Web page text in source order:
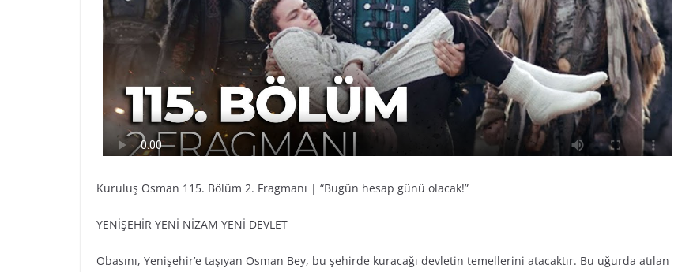
Kuruluş Osman 115. Bölüm 2. Fragmanı | “Bugün hesap günü olacak!”
YENİŞEHİR YENİ NİZAM YENİ DEVLET
Obasını, Yenişehir’e taşıyan Osman Bey, bu şehirde kuracağı devletin temellerini atacaktır. Bu uğurda atılan